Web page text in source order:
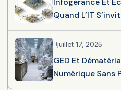
Infogérance Et
Quand L’IT
juillet 17, 2025
GED Et
Numérique Sans